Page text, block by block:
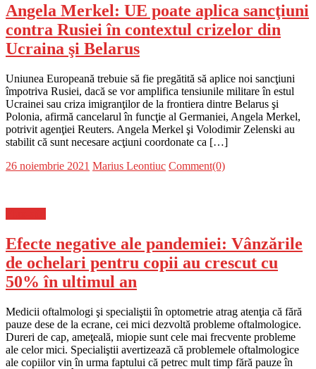
Angela Merkel: UE poate aplica sancţiuni
contra Rusiei în contextul crizelor din
Ucraina şi Belarus
Uniunea Europeană trebuie să fie pregătită să aplice noi sancţiuni
împotriva Rusiei, dacă se vor amplifica tensiunile militare în estul
Ucrainei sau criza imigranţilor de la frontiera dintre Belarus şi
Polonia, afirmă cancelarul în funcţie al Germaniei, Angela Merkel,
potrivit agenţiei Reuters. Angela Merkel şi Volodimir Zelenski au
stabilit că sunt necesare acţiuni coordonate ca […]
Posted
26 noiembrie 2021 Author
Marius Leontiuc Comment(0)
Efecte negative ale pandemiei: Vânzările
de ochelari pentru copii au crescut cu
50% în ultimul an
Medicii oftalmologi şi specialiştii în optometrie atrag atenţia că fără
pauze dese de la ecrane, cei mici dezvoltă probleme oftalmologice.
Dureri de cap, ameţeală, miopie sunt cele mai frecvente probleme
ale celor mici. Specialiştii avertizează că problemele oftalmologice
ale copiilor vin în urma faptului că petrec mult timp fără pauze în